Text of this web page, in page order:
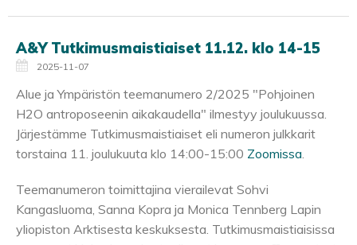
A&Y Tutkimusmaistiaiset 11.12. klo 14-15
2025-11-07
Alue ja Ympäristön teemanumero 2/2025 "Pohjoinen
H2O antroposeenin aikakaudella" ilmestyy joulukuussa.
Järjestämme Tutkimusmaistiaiset eli numeron julkkarit
torstaina 11. joulukuuta klo 14:00-15:00 Zoomissa.
Teemanumeron toimittajina vierailevat Sohvi
Kangasluoma, Sanna Kopra ja Monica Tennberg Lapin
yliopiston Arktisesta keskuksesta. Tutkimusmaistiaisissa